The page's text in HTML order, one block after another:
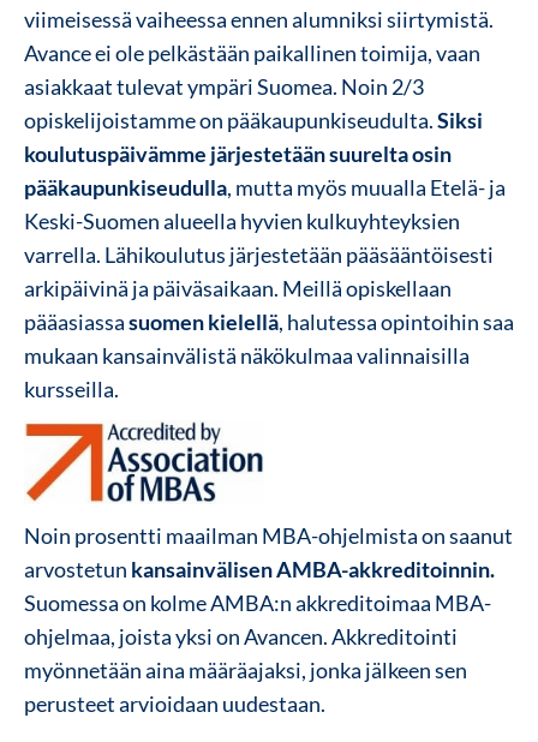
viimeisessä vaiheessa ennen alumniksi siirtymistä.
Avance ei ole pelkästään paikallinen toimija, vaan
asiakkaat tulevat ympäri Suomea. Noin 2/3
opiskelijoistamme on pääkaupunkiseudulta.Siksi
koulutuspäivämme järjestetään suurelta osin
pääkaupunkiseudulla, mutta myös muualla Etelä- ja
Keski-Suomen alueella hyvien kulkuyhteyksien
varrella. Lähikoulutus järjestetään pääsääntöisesti
arkipäivinä ja päiväsaikaan. Meillä opiskellaan
pääasiassasuomen kielellä, halutessa opintoihin saa
mukaan kansainvälistä näkökulmaa valinnaisilla
kursseilla.
Noin prosentti maailman MBA-ohjelmista on saanut
arvostetun kansainvälisen AMBA-akkreditoinnin.
Suomessa on kolme AMBA:n akkreditoimaa MBA-
ohjelmaa, joista yksi on Avancen. Akkreditointi
myönnetään aina määräajaksi, jonka jälkeen sen
perusteet arvioidaan uudestaan.